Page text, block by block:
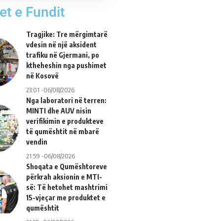
e Fundit
Tragjike: Tre mërgimtarë
vdesin në një aksident
trafiku në Gjermani, po
ktheheshin nga pushimet
në Kosovë
23:01 -06/08/2026
Nga laboratori në terren:
MINTI dhe AUV nisin
verifikimin e produkteve
të qumështit në mbarë
vendin
21:59 -06/08/2026
Shoqata e Qumështoreve
përkrah aksionin e MTI-
së: Të hetohet mashtrimi
15-vjeçar me produktet e
qumështit